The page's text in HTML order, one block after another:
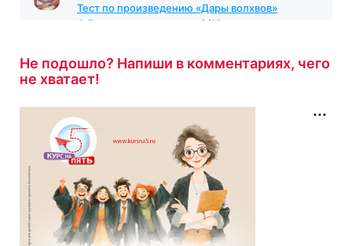
Тест по произведению «Дары волхвов»
О.Генри
9/10
Не подошло? Напиши в комментариях, чего
не хватает!